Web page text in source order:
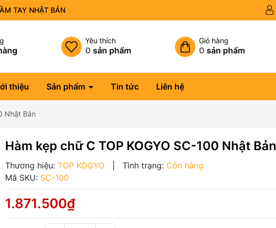
TAY NHẬT BẢN
Yêu thích
0 sản phẩm
Giỏ hàng
0 sản phẩm
thiệu Sản phẩm Tin tức Liên hệ
Nhật Bản
Hàm kẹp chữ C TOP KOGYO SC-100 Nhật Bản
Thương hiệu: TOP KOGYO Tình trạng: Còn hàng
Mã SKU: SC-100
1.871.500₫